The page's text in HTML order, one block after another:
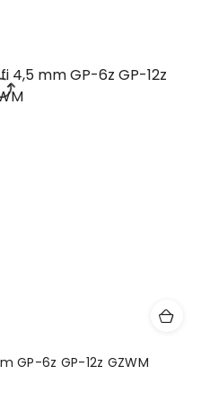
GP-6z GP-12z GZWM